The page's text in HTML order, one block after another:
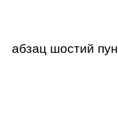
абзац шостий